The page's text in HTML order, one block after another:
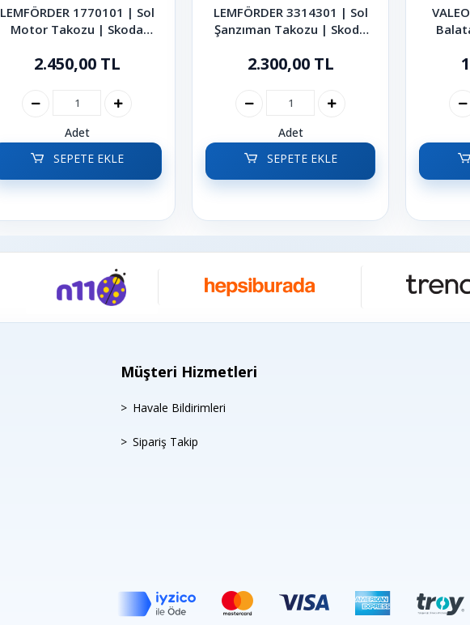
LEMFÖRDER 1770101 | Sol
Motor Takozu | Skoda
2001-2008
2.450,00 TL
Adet
SEPETE EKLE
LEMFÖRDER 3314301 | Sol
Şanzıman Takozu | Skoda
2015
2.300,00 TL
Adet
SEPETE EKLE
Müşteri Hizmetleri
Havale Bildirimleri
Sipariş Takip